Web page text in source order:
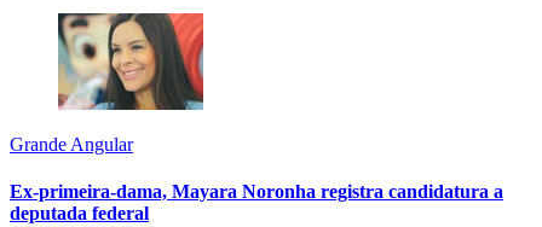
Grande Angular
Ex-primeira-dama, Mayara Noronha registra candidatura a
deputada federal